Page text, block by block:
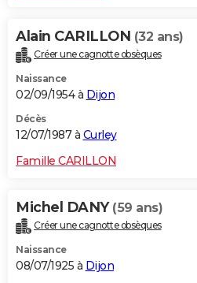
Alain CARILLON (32 ans)
Créer une cagnotte obsèques
Naissance
02/09/1954 à Dijon
Décès
12/07/1987 à Curley
Famille CARILLON
Michel DANY (59 ans)
Créer une cagnotte obsèques
Naissance
08/07/1925 à Dijon